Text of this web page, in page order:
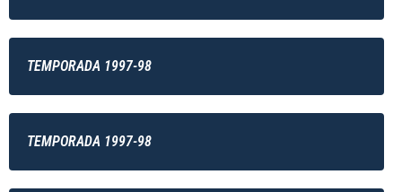
TEMPORADA 1997-98
TEMPORADA 1997-98